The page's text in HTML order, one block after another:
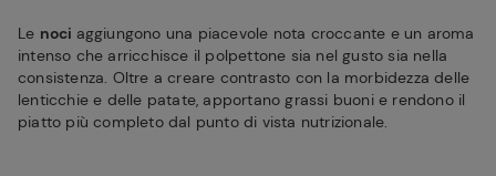
Le noci aggiungono una piacevole nota croccante e un aroma
intenso che arricchisce il polpettone sia nel gusto sia nella
consistenza. Oltre a creare contrasto con la morbidezza delle
lenticchie e delle patate, apportano grassi buoni e rendono il
piatto più completo dal punto di vista nutrizionale.